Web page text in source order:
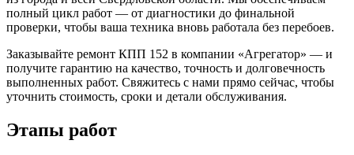
полный цикл работ — от диагностики до финальной
проверки, чтобы ваша техника вновь работала без перебоев.
Заказывайте ремонт КПП 152 в компании «Агрегатор» — и
получите гарантию на качество, точность и долговечность
выполненных работ. Свяжитесь с нами прямо сейчас, чтобы
уточнить стоимость, сроки и детали обслуживания.
Этапы работ